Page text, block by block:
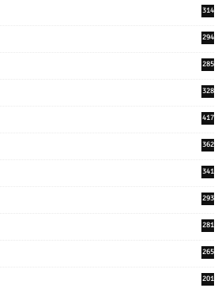
314
294
285
328
417
362
341
293
281
265
201